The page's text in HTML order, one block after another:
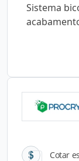
Sistema
Cotar